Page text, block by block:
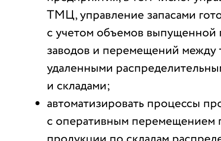
ТМЦ, управление запасами
с учетом объемов выпущенной
заводов и перемещений между
удаленными
и складами;
автоматизировать процессы
с оперативным перемещением